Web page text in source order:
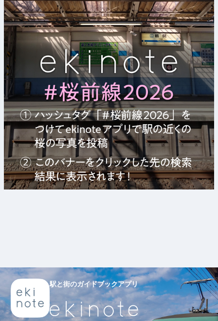
駅と街のガイドブックアプリ